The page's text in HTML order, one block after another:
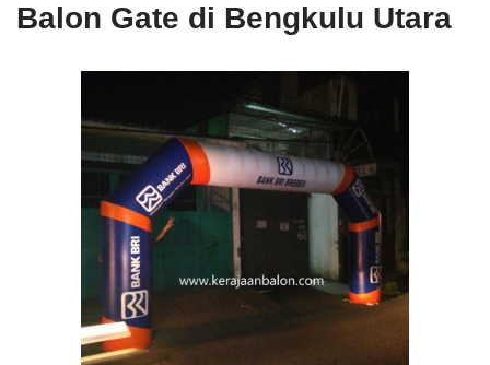
Balon Gate di Bengkulu Utara